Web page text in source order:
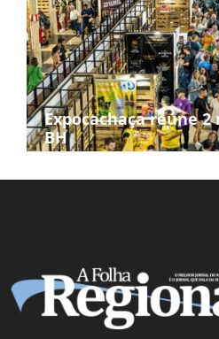
Expocachaça reúne
BH